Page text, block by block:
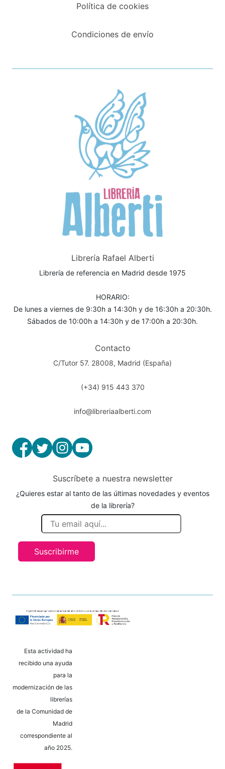
Política de cookies
Condiciones de envío
Librería Rafael Alberti
Librería de referencia en Madrid desde 1975
HORARIO:
De lunes a viernes de 9:30h a 14:30h y de 16:30h a 20:30h.
Sábados de 10:00h a 14:30h y de 17:00h a 20:30h.
Contacto
C/Tutor 57. 28008, Madrid (España)
(+34) 915 443 370
info@libreriaalberti.com
Suscríbete a nuestra newsletter
¿Quieres estar al tanto de las últimas novedades y eventos
de la librería?
Suscribirme
Esta actividad ha
recibido una ayuda
para la
modernización de las
librerías
de la Comunidad de
Madrid
correspondiente al
año 2025.